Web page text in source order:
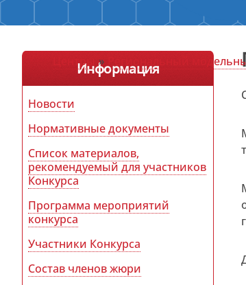
Центры » Региональный
Информация
Новости
Нормативные документы
Список материалов,
рекомендуемый для участников
Конкурса
Программа мероприятий
конкурса
Участники Конкурса
Состав членов жюри